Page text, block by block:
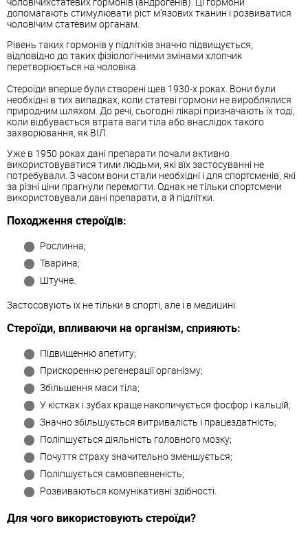
допомагають стимулювати ріст м'язових тканин і розвиватися
чоловічим статевим органам.
Рівень таких гормонів у підлітків значно підвищується,
відповідно до таких фізіологічними змінами хлопчик
перетворюється на чоловіка.
Стероїди вперше були створені щев 1930-х роках. Вони були
необхідні в тих випадках, коли статеві гормони не вироблялися
природним шляхом. До речі, сьогодні лікарі призначають їх тоді,
коли відбувається втрата ваги тіла або внаслідок такого
захворювання, як ВІЛ.
Уже в 1950 роках дані препарати почали активно
використовуватися тими людьми, які вїх застосуванні не
потребували. З часом вони стали необхідні і для спортсменів, які
за різні ціни прагнули перемогти. Однак не тільки спортсмени
використовували дані препарати, а й підлітки.
Походження стероїдів:
Рослинна;
Тварина;
Штучне.
Застосовують їх не тільки в спорті, але і в медицині.
Стероїди, впливаючи на організм, сприяють:
Підвищенню апетиту;
Прискоренню регенерації організму;
Збільшення маси тіла;
У кістках і зубах краще накопичується фосфор і кальцій;
Значно збільшується витривалість і працездатність;
Поліпшується діяльність головного мозку;
Почуття страху значительно зменшується;
Поліпшується самовпевненість;
Розвиваються комунікативні здібності.
Для чого використовують стероїди?